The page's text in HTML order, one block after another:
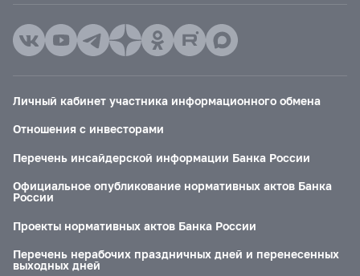
Личный кабинет участника информационного обмена
Отношения с инвесторами
Перечень инсайдерской информации Банка России
Официальное опубликование нормативных актов Банка
России
Проекты нормативных актов Банка России
Перечень нерабочих праздничных дней и перенесенных
выходных дней